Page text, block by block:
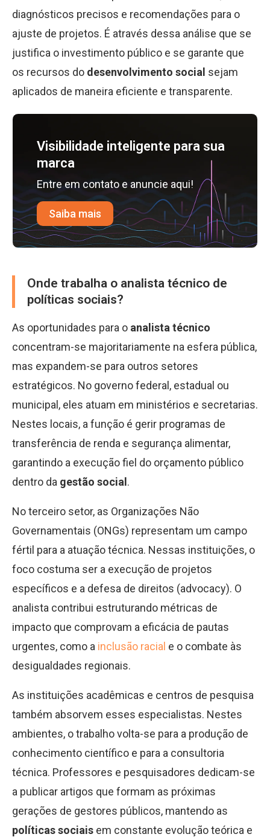
diagnósticos precisos e recomendações para o
ajuste de projetos. É através dessa análise que se
justifica o investimento público e se garante que
os recursos do desenvolvimento social sejam
aplicados de maneira eficiente e transparente.
Visibilidade inteligente para sua
marca
Entre em contato e anuncie aqui!
Saiba mais
Onde trabalha o analista técnico de
políticas sociais?
As oportunidades para o analista técnico
concentram-se majoritariamente na esfera pública,
mas expandem-se para outros setores
estratégicos. No governo federal, estadual ou
municipal, eles atuam em ministérios e secretarias.
Nestes locais, a função é gerir programas de
transferência de renda e segurança alimentar,
garantindo a execução fiel do orçamento público
dentro da gestão social .
No terceiro setor, as Organizações Não
Governamentais (ONGs) representam um campo
fértil para a atuação técnica. Nessas instituições, o
foco costuma ser a execução de projetos
específicos e a defesa de direitos (advocacy). O
analista contribui estruturando métricas de
impacto que comprovam a eficácia de pautas
urgentes, como a inclusão racial e o combate às
desigualdades regionais.
As instituições acadêmicas e centros de pesquisa
também absorvem esses especialistas. Nestes
ambientes, o trabalho volta-se para a produção de
conhecimento científico e para a consultoria
técnica. Professores e pesquisadores dedicam-se
a publicar artigos que formam as próximas
gerações de gestores públicos, mantendo as
políticas sociais em constante evolução teórica e